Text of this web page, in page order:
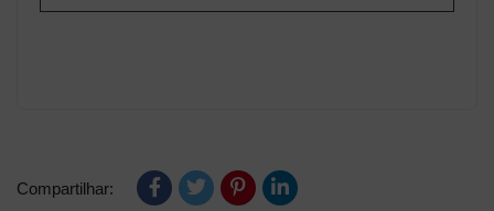
Compartilhar: